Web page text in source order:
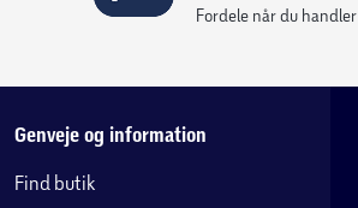
Fordele når du handler
Genveje og information
Find butik